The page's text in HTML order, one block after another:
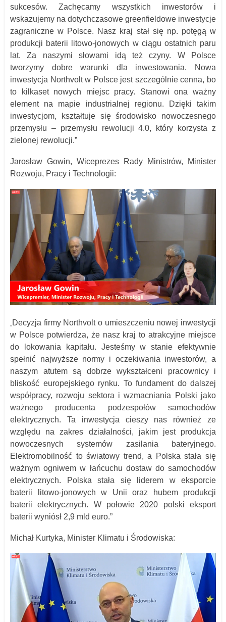
sukcesów. Zachęcamy wszystkich inwestorów i
wskazujemy na dotychczasowe greenfieldowe inwestycje
zagraniczne w Polsce. Nasz kraj stał się np. potęgą w
produkcji baterii litowo-jonowych w ciągu ostatnich paru
lat. Za naszymi słowami idą też czyny. W Polsce
tworzymy dobre warunki dla inwestowania. Nowa
inwestycja Northvolt w Polsce jest szczególnie cenna, bo
to kilkaset nowych miejsc pracy. Stanowi ona ważny
element na mapie industrialnej regionu. Dzięki takim
inwestycjom, kształtuje się środowisko nowoczesnego
przemysłu – przemysłu rewolucji 4.0, który korzysta z
zielonej rewolucji.”
Jarosław Gowin, Wiceprezes Rady Ministrów, Minister
Rozwoju, Pracy i Technologii:
Decyzja firmy Northvolt o umieszczeniu nowej inwestycji
w Polsce potwierdza, że nasz kraj to atrakcyjne miejsce
do lokowania kapitału. Jesteśmy w stanie efektywnie
spełnić najwyższe normy i oczekiwania inwestorów, a
naszym atutem są dobrze wykształceni pracownicy i
bliskość europejskiego rynku. To fundament do dalszej
współpracy, rozwoju sektora i wzmacniania Polski jako
ważnego producenta podzespołów samochodów
elektrycznych. Ta inwestycja cieszy nas również ze
względu na zakres działalności, jakim jest produkcja
nowoczesnych systemów zasilania bateryjnego.
Elektromobilność to światowy trend, a Polska stała się
ważnym ogniwem w łańcuchu dostaw do samochodów
elektrycznych. Polska stała się liderem w eksporcie
baterii litowo-jonowych w Unii oraz hubem produkcji
baterii elektrycznych. W połowie 2020 polski eksport
baterii wyniósł 2,9 mld euro.”
Michał Kurtyka, Minister Klimatu i Środowiska: